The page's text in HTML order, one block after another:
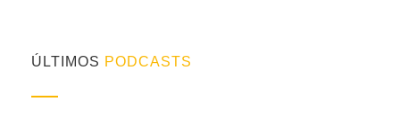
ÚLTIMOS PODCASTS